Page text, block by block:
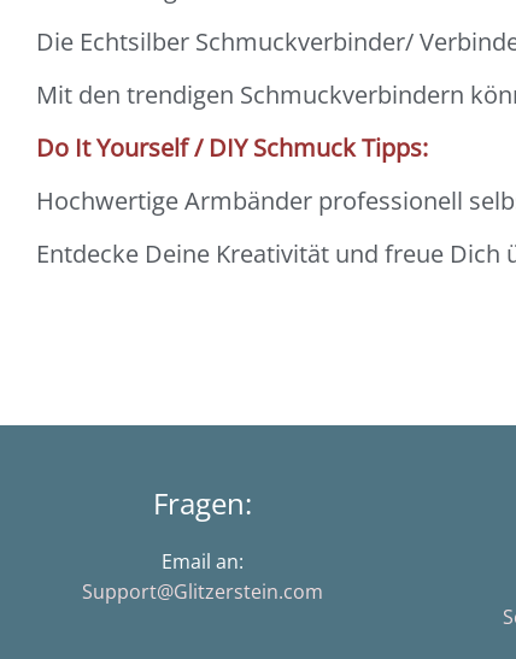
Die Echtsilber Schmuckverbinder/
Mit den trendigen Schmuckverbindern
Do It Yourself / DIY Schmuck Tipps:
Hochwertige Armbänder professionell
Entdecke Deine Kreativität und freue
Fragen:
Email an:
Support@Glitzerstein.com